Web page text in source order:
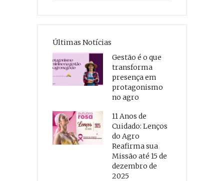
Últimas Notícias
Gestão é o que
transforma
presença em
protagonismo
no agro
11 Anos de
Cuidado: Lenços
do Agro
Reafirma sua
Missão até 15 de
dezembro de
2025